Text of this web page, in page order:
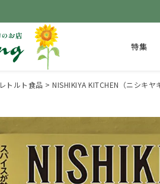
特集
レトルト食品 NISHIKIYA KITCHEN（ニシキ